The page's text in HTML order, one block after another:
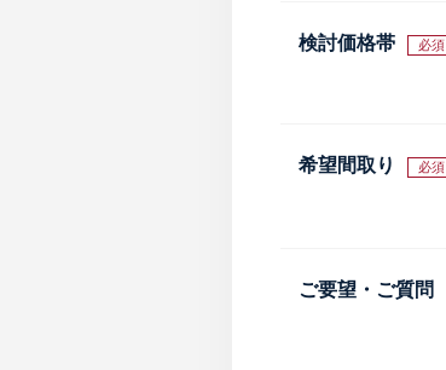
検討価格帯 必須
希望間取り 必須
ご要望・ご質問